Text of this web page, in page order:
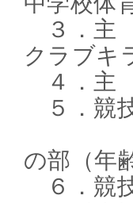
３．主
クラブキ
４．主
５．競
・男
の部（年
６．競